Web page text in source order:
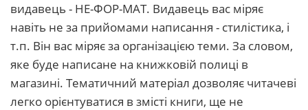
видавець - НЕ-ФОР-МАТ. Видавець вас міряє
навіть не за прийомами написання - стилістика, і
т.п. Він вас міряє за організацією теми. За словом,
яке буде написане на книжковій полиці в
магазині. Тематичний матеріал дозволяє читачеві
легко орієнтуватися в змісті книги, ще не